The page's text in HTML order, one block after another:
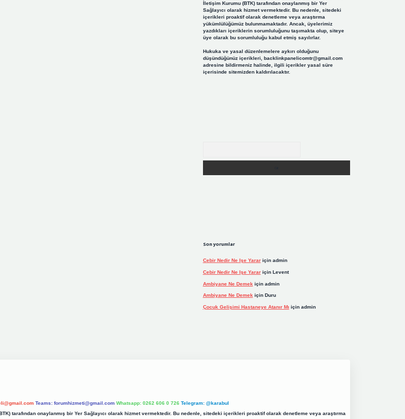
İletişim Kurumu (BTK) tarafından onaylanmış bir Yer
Sağlayıcı olarak hizmet vermektedir. Bu nedenle, sitedeki
içerikleri proaktif olarak denetleme veya araştırma
yükümlülüğümüz bulunmamaktadır. Ancak, üyelerimiz
yazdıkları içeriklerin sorumluluğunu taşımakta olup, siteye
üye olarak bu sorumluluğu kabul etmiş sayılırlar.
Hukuka ve yasal düzenlemelere aykırı olduğunu
düşündüğünüz içerikleri, backlinkpanelicomtr@gmail.com
adresine bildirmeniz halinde, ilgili içerikler yasal süre
içerisinde sitemizden kaldırılacaktır.
Son yorumlar
Cebir Nedir Ne Işe Yarariçin admin
Cebir Nedir Ne Işe Yarariçin Levent
Ambiyane Ne Demek için admin
Ambiyane Ne Demek için Duru
Çocuk Gelişimi Hastaneye Atanır Mı için admin
Teams: forumhizmeti@gmail.com Whatsapp: 0262 606 0 726 Telegram: @karabul
tarafından onaylanmış bir Yer Sağlayıcı olarak hizmet vermektedir. Bu nedenle, sitedeki içerikleri proaktif olarak denetleme veya araştırma